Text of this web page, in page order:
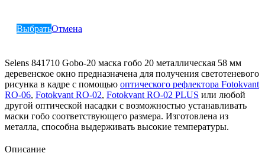
ВыбратьОтмена
Selens 841710 Gobo-20 маска гобо 20 металлическая 58 мм
деревенское окно предназначена для получения светотеневого
рисунка в кадре с помощью оптического рефлектора Fotokvant
RO-06, Fotokvant RO-02, Fotokvant RO-02 PLUS или любой
другой оптической насадки с возможностью устанавливать
маски гобо соответствующего размера. Изготовлена из
металла, способна выдерживать высокие температуры.
Описание